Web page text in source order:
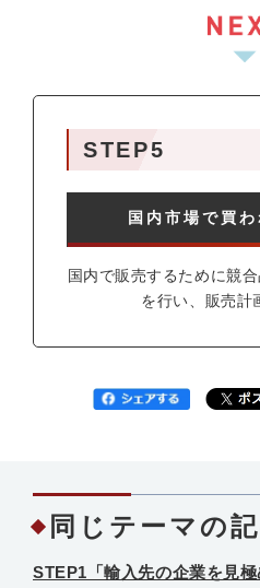
STEP5
国内市場で買
国内で販売するために競
を行い、販売計
同じテーマの
STEP1「輸入先の企業を見極